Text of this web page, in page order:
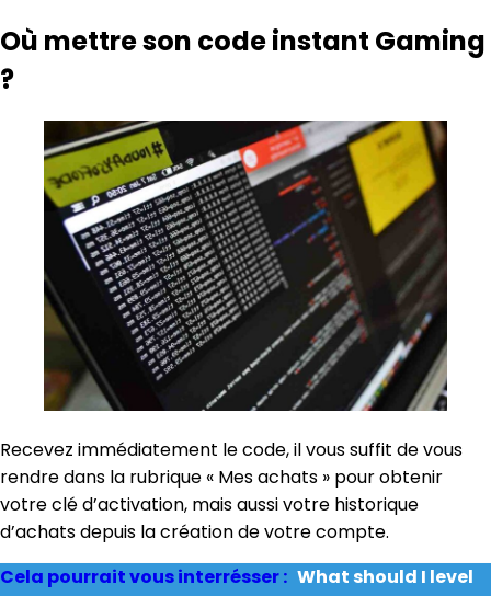
Où mettre son code instant Gaming
?
Recevez immédiatement le code, il vous suffit de vous
rendre dans la rubrique « Mes achats » pour obtenir
votre clé d’activation, mais aussi votre historique
d’achats depuis la création de votre compte.
Cela pourrait vous interrésser : What should I level